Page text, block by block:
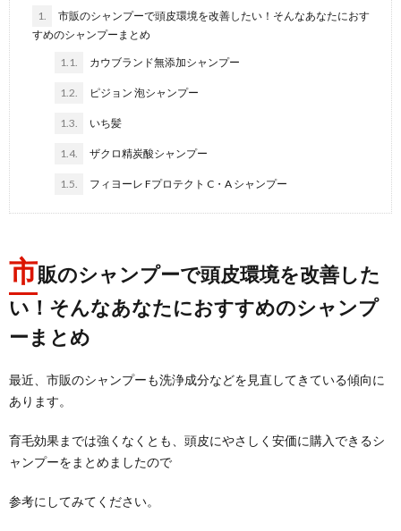
1.
市販のシャンプーで頭皮環境を改善したい！そんなあなたにおす
すめのシャンプーまとめ
1.1. カウブランド無添加シャンプー
1.2. ピジョン 泡シャンプー
1.3. いち髪
1.4. ザクロ精炭酸シャンプー
1.5. フィヨーレ Fプロテクト C・A シャンプー
市販のシャンプーで頭皮環境を改善した
い！そんなあなたにおすすめのシャンプ
ーまとめ
最近、市販のシャンプーも洗浄成分などを見直してきている傾向に
あります。
育毛効果までは強くなくとも、頭皮にやさしく安価に購入できるシ
ャンプーをまとめましたので
参考にしてみてください。